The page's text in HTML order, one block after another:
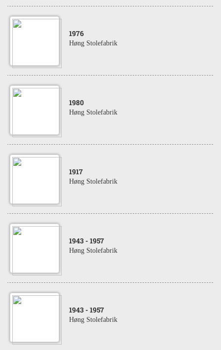
1976
Høng Stolefabrik
1980
Høng Stolefabrik
1917
Høng Stolefabrik
1943 - 1957
Høng Stolefabrik
1943 - 1957
Høng Stolefabrik